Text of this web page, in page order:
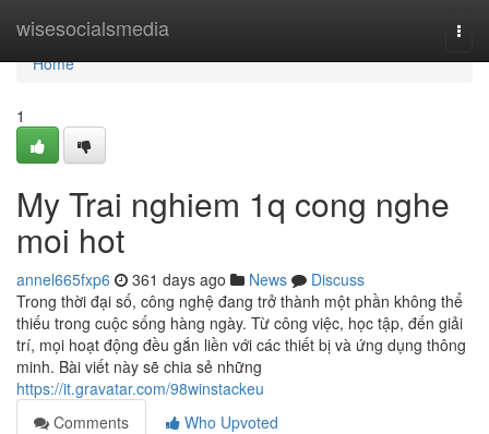
wisesocialsmedia
Home
Home
1
My Trai nghiem 1q cong nghe
moi hot
annel665fxp6 361 days ago News
Discuss
Trong thời đại số, công nghệ đang trở thành một phần không thể
thiếu trong cuộc sống hàng ngày. Từ công việc, học tập, đến giải
trí, mọi hoạt động đều gắn liền với các thiết bị và ứng dụng thông
minh. Bài viết này sẽ chia sẻ những
https://it.gravatar.com/98winstackeu
Comments
Who Upvoted